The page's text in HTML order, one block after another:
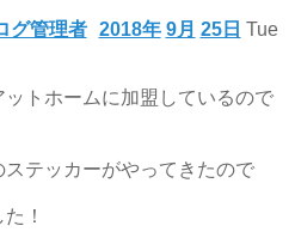
2018年 9月 25日 Tue
グ管理者
トホームに加盟しているので
テッカーがやってきたので
！